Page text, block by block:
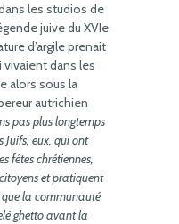
les studios de
juive du XVIe
d’argile prenait
vivaient dans les
alors sous la
autrichien
pas plus longtemps
Juifs, eux, qui ont
fêtes chrétiennes,
et pratiquent
la communauté
ghetto avant la